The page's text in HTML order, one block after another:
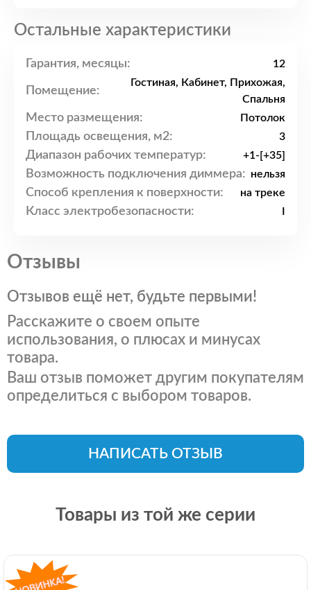
Остальные характеристики
Гарантия, месяцы: 12
Помещение:
Гостиная, Кабинет, Прихожая,
Спальня
Место размещения: Потолок
Площадь освещения, м2: 3
Диапазон рабочих температур: +1-[+35]
Возможность подключения диммера: нельзя
Способ крепления к поверхности: на треке
Класс электробезопасности:
Отзывы
Отзывов ещё нет, будьте первыми!
Расскажите о своем опыте
использования, о плюсах и минусах
товара.
Ваш отзыв поможет другим покупателям
определиться с выбором товаров.
НАПИСАТЬ ОТЗЫВ
Товары из той же серии